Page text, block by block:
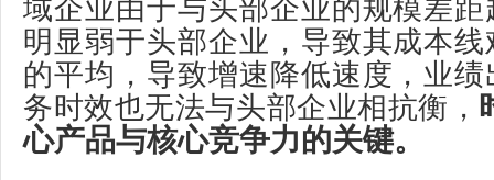
域企业由于与头部企业的规模差
明显弱于头部企业，导致其成本
的平均，导致增速降低速度，业
务时效也无法与头部企业相抗衡，
心产品与核心竞争力的关键。